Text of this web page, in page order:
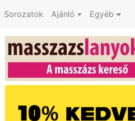
Sorozatok Ajánló Egyéb